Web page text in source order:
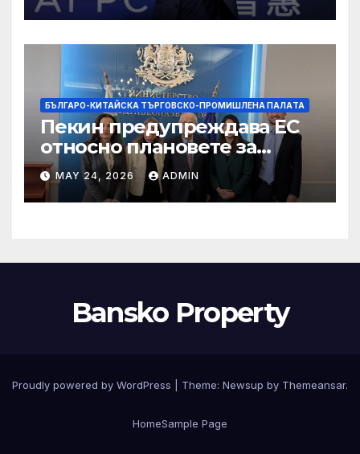
БЪЛГАРО-КИТАЙСКА ТЪРГОВСКО-ПРОМИШЛЕНА ПАЛAТА
Пекин предупреждава ЕС
относно плановете за
насочване към китайски
продукти
MAY 24, 2026 ADMIN
Bansko Property
Proudly powered by WordPress Theme: Newsup by Themeansar.
HomeSample Page